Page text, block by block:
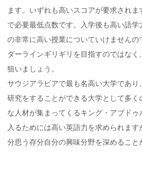
ます。いずれも高いスコアが要求されま
で必要最低点数です。入学後も高い語学
の非常に高い授業についていけませんの
ダーラインギリギリを目指すのではなく
狙いましょう。
サウジアラビアで最も名高い大学であり
研究をすることができる大学として多く
な人材が集まってくるキング・アブドゥ
入るためには高い英語力を求められま
分思う存分自分の興味分野を深めること